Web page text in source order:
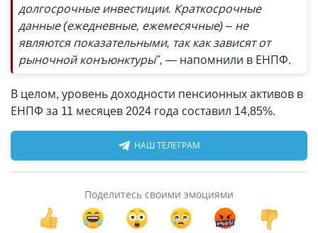
долгосрочные инвестиции. Краткосрочные
данные (ежедневные, ежемесячные) – не
являются показательными, так как зависят от
рыночной конъюнктуры", — напомнили в ЕНПФ.
В целом, уровень доходности пенсионных активов в
ЕНПФ за 11 месяцев 2024 года составил 14,85%.
НАШ ТЕЛЕГРАМ
Поделитесь своими эмоциями